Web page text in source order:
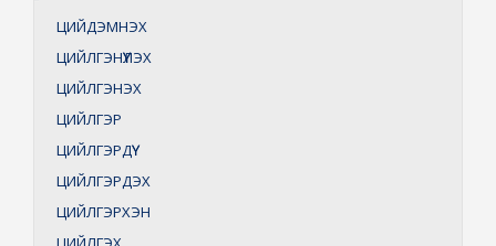
ЦИЙДЭМНЭХ
ЦИЙЛГЭНҮҮЛЭХ
ЦИЙЛГЭНЭХ
ЦИЙЛГЭР
ЦИЙЛГЭРДҮҮ
ЦИЙЛГЭРДЭХ
ЦИЙЛГЭРХЭН